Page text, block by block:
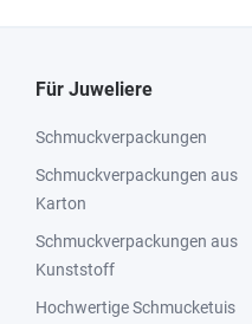
Für Juweliere
Schmuckverpackungen
Schmuckverpackungen aus
Karton
Schmuckverpackungen aus
Kunststoff
Hochwertige Schmucketuis